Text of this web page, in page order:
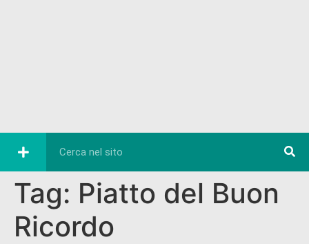
Tag: Piatto del Buon
Ricordo